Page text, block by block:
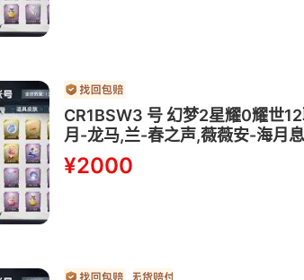
CR1BSW3 号 幻梦2星耀0耀世
月-龙马,兰-春之声,薇薇安-海月
童话,巫铃儿-镜花辞,零-狡,逍遥-
¥2000